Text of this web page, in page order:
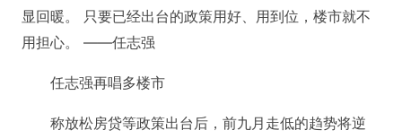
显回暖。 只要已经出台的政策用好、用到位，楼市就不
用担心。 ——任志强
任志强再唱多楼市
称放松房贷等政策出台后，前九月走低的趋势将逆